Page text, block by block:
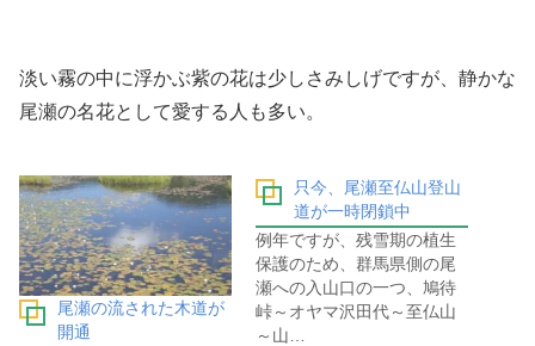
淡い霧の中に浮かぶ紫の花は少しさみしげですが、静かな
尾瀬の名花として愛する人も多い。
尾瀬の流された木道が
開通
只今、尾瀬至仏山登山
道が一時閉鎖中
例年ですが、残雪期の植生
保護のため、群馬県側の尾
瀬への入山口の一つ、鳩待
峠～オヤマ沢田代～至仏山
～山…